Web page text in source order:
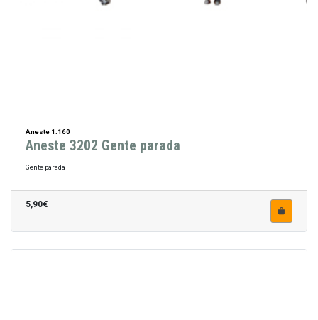
Aneste 1:160
Aneste 3202 Gente parada
Gente parada
5,90€